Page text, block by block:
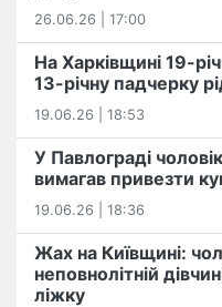
26.06.26 | 17:00
На Харківщині 19-
13-річну падчерку
19.06.26 | 18:53
У Павлограді
вимагав привезти
19.06.26 | 18:36
Жах на Київщині:
неповнолітній
ліжку